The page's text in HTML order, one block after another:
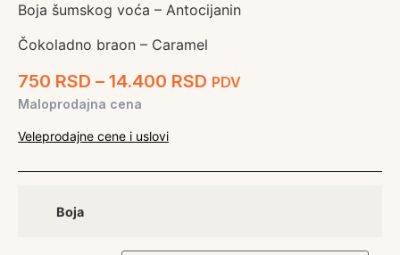
Boja šumskog voća – Antocijanin
Čokoladno braon – Caramel
750 RSD – 14.400 RSD PDV
Maloprodajna cena
Veleprodajne cene i uslovi
Boja